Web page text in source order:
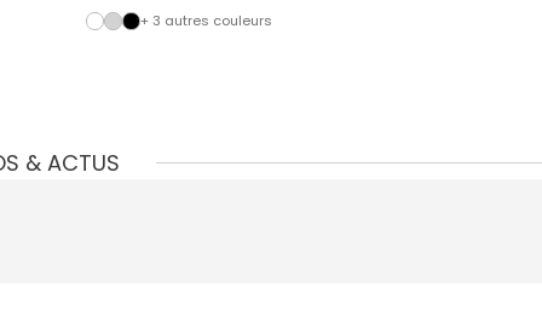
+ 3 autres couleurs
& ACTUS